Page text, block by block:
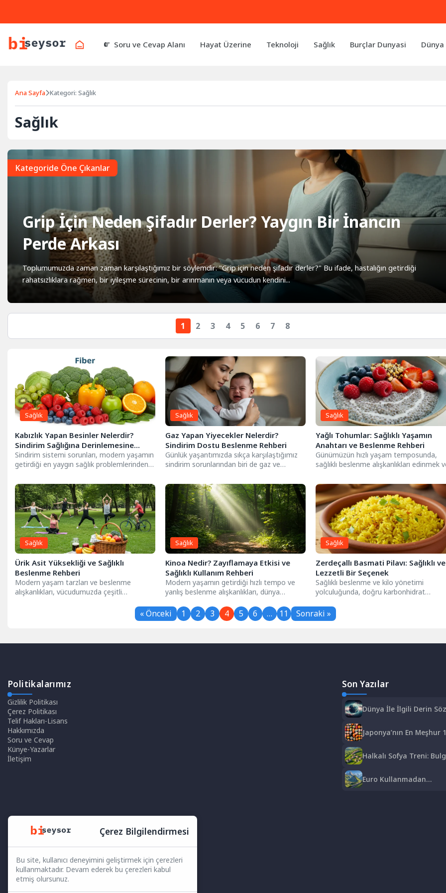
Soru ve Cevap Alanı Hayat Üzerine Teknoloji Sağlık Burçlar Dunyasi
Ana Sayfa Kategori: Sağlık
Sağlık
Kategoride Öne Çıkanlar
Grip İçin Neden Şifadır Derler? Yaygın Bir İnancın
Perde Arkası
Toplumumuzda zaman zaman karşılaştığımız bir söylemdir: "Grip için neden şifadır derler?" Bu ifade, hastalığın getirdiği
rahatsızlıklara rağmen, bir iyileşme sürecinin, bir arınmanın veya vücudun kendini...
1 2 3 4 5 6 7 8
Sağlık
Kabızlık Yapan Besinler Nelerdir?
Sindirim Sağlığına Derinlemesine
Bakış
Sindirim sistemi sorunları, modern yaşamın
getirdiği en yaygın sağlık problemlerinden
Sağlık
Gaz Yapan Yiyecekler Nelerdir?
Sindirim Dostu Beslenme Rehberi
Günlük yaşantımızda sıkça karşılaştığımız
sindirim sorunlarından biri de gaz ve
Sağlık
Yağlı Tohumlar: Sağlıklı Yaşamın
Anahtarı ve Beslenme Rehberi
Günümüzün hızlı yaşam temposunda,
sağlıklı beslenme alışkanlıkları edinmek
Sağlık
Ürik Asit Yüksekliği ve Sağlıklı
Beslenme Rehberi
Modern yaşam tarzları ve beslenme
alışkanlıkları, vücudumuzda çeşitli
Sağlık
Kinoa Nedir? Zayıflamaya Etkisi ve
Sağlıklı Kullanım Rehberi
Modern yaşamın getirdiği hızlı tempo ve
yanlış beslenme alışkanlıkları, dünya
Sağlık
Zerdeçallı Basmati Pilavı: Sağlıklı ve
Lezzetli Bir Seçenek
Sağlıklı beslenme ve kilo yönetimi
yolculuğunda, doğru karbonhidrat
Özellikle pilav...
« Önceki 1 2 3 4 5 6 … 11 Sonraki »
Politikalarımız
Gizlilik Politikası
Çerez Politikası
Telif Hakları-Lisans
Hakkımızda
Soru ve Cevap
Künye-Yazarlar
İletişim
Son Yazılar
Dünya İle İlgili Derin
Japonya’nın En Meşhur
Sushi’den Ramen’e
Halkalı Sofya Treni:
Keyifli ve Ekonomik Bir
Euro Kullanmadan
Çerez Bilgilendirmesi
Bu site, kullanıcı deneyimini geliştirmek için çerezleri
kullanmaktadır. Devam ederek bu çerezleri kabul
etmiş olursunuz.